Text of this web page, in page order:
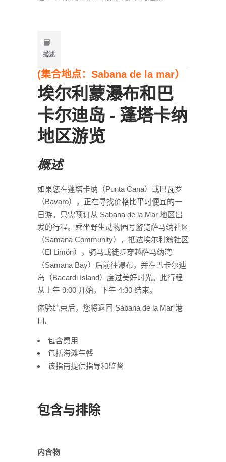
描述
(集合地点：Sabana de la mar）
埃尔利蒙瀑布和巴
卡尔迪岛 - 蓬塔卡纳
地区游览
概述
如果您在蓬塔卡纳（Punta Cana）或巴瓦罗
（Bavaro），正在寻找价格比平时便宜的一
日游。只需预订从 Sabana de la Mar 地区出
发的行程。乘坐野生动物园号游览萨马纳社区
（Samana Community），抵达埃尔利翁社区
（El Limón），骑马或徒步穿越萨马纳湾
（Samana Bay）后前往瀑布，并在巴卡尔迪
岛（Bacardi Island）度过美好时光。此行程
从上午 9:00 开始，下午 4:30 结束。
体验结束后，您将返回 Sabana de la Mar 港
口。
包含费用
包括海滩午餐
该指南提供指导和监督
包含与排除
内含物